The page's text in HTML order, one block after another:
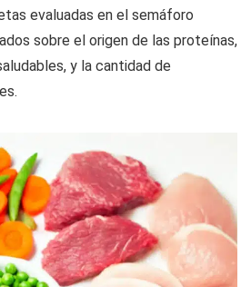
evaluadas en el semáforo
sobre el origen de las proteínas,
y la cantidad de